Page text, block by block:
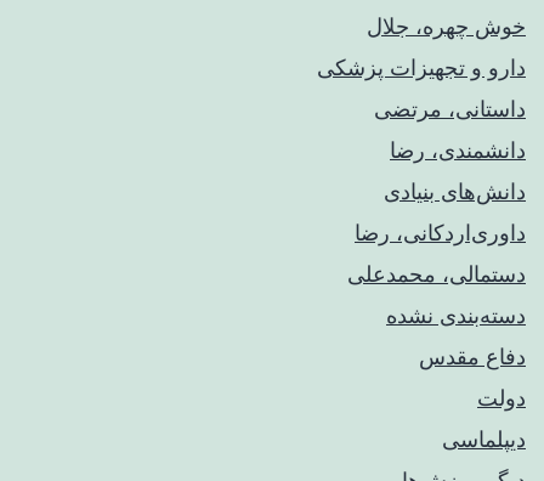
خوش چهره، جلال
دارو و تجهیزات پزشکی
داستانی، مرتضی
دانشمندی، رضا
دانش‌های بنیادی
داوری‌اردکانی، رضا
دستمالی، محمدعلی
دسته‌بندی نشده
دفاع مقدس
دولت
دیپلماسی